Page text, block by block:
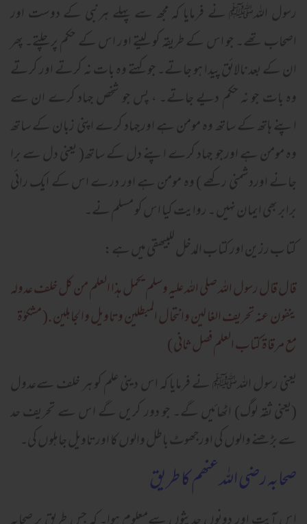
رسول اللہﷺ نے فرمایا کہ مجھ سے پہلے ہرنبی کے دوست اور
اصحاب تھے۔ جو اس کے طریقہ کو لیتے اور اس کے حکم پر چلتے۔ پھر
ان کے بعد نالائق پیدا ہو جاتے۔ جو کہتے وہ بات نہ کرتے اور کرتے
وہ بات جو نہ حکم دیے جاتے۔ ، پس جو شخص جہاد کرے ان سے
اپنے ہاتھ کے ساتھ وہ مومن ہے اورجہاد کرے اپنی زبان کے ساتھ
وہ مومن ہے اورجو جہاد کرے اپنے دل کے ساتھ( یعنی دل سے برا
جانے اوردشمنی رکھے ) وہ مومن ہے اور درے اس کے ایک رائی
برابر بھی ایمان نہیں ۔ روایت کیا اس کو مسلم نے۔
کتا ب رزین اور کتاب المدخل للبیھقی میں ہے:
قال قال رسول الله صلی الله عليه وسلم يحمل هذا العلم من کل خلف عدوله
ينفون عنه تحريف الغا لين وانتحال المبطلين وتاويل والجاهلين .( مشکوٰۃ
مع مرقاۃ کتاب العلم فصل ثانی )
یعنی رسول اللہﷺ نے فرمایا کہ اس دینی علم کو ہر خلف سےعدول
(یعنی ثقہ لوگ) اٹھائیں گے۔ جو دور کریں گے اس سے تحریف حد
سے بڑھنے والوں کی اورجھوٹ باطل والوں کا اورتاویل جاہلوں کی۔
صحابہ رضی اللہ عنھم کا طریق